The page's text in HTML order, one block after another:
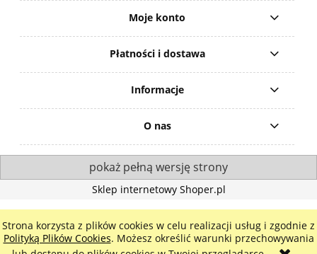
Strona korzysta z plików cookies w celu realizacji usług i zgodnie z
Polityką Plików Cookies. Możesz określić warunki przechowywania
Moje konto
Płatności i dostawa
Informacje
O nas
pokaż pełną wersję strony
Sklep internetowy Shoper.pl